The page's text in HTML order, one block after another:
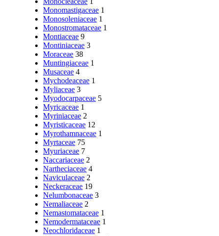
Monomastigaceae 1
Monosoleniaceae 1
Monostromataceae 1
Montiaceae 9
Montiniaceae 3
Moraceae 38
Muntingiaceae 1
Musaceae 4
Mychodeaceae 1
Myliaceae 3
Myodocarpaceae 5
Myricaceae 1
Myriniaceae 2
Myristicaceae 12
Myrothamnaceae 1
Myrtaceae 75
Myuriaceae 7
Naccariaceae 2
Nartheciaceae 4
Naviculaceae 2
Neckeraceae 19
Nelumbonaceae 3
Nemaliaceae 2
Nemastomataceae 1
Nemodermataceae 1
Neochloridaceae 1